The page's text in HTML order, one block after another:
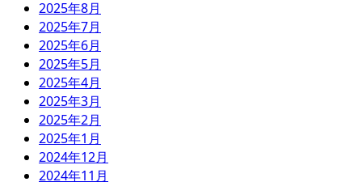
2025年8月
2025年7月
2025年6月
2025年5月
2025年4月
2025年3月
2025年2月
2025年1月
2024年12月
2024年11月